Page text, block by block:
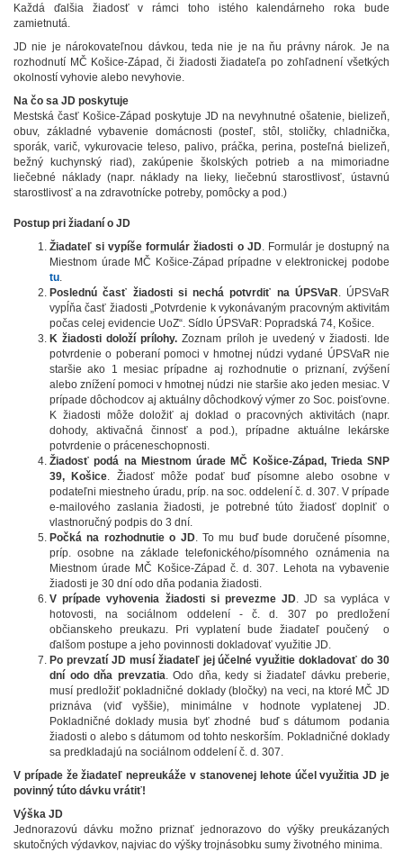
Každá ďalšia žiadosť v rámci toho istého kalendárneho roka bude
zamietnutá.
JD nie je nárokovateľnou dávkou, teda nie je na ňu právny nárok. Je na
rozhodnutí MČ Košice-Západ, či žiadosti žiadateľa po zohľadnení všetkých
okolností vyhovie alebo nevyhovie.
Na čo sa JD poskytuje
Mestská časť Košice-Západ poskytuje JD na nevyhnutné ošatenie, bielizeň,
obuv, základné vybavenie domácnosti (posteľ, stôl, stoličky, chladnička,
sporák, varič, vykurovacie teleso, palivo, práčka, perina, posteľná bielizeň,
bežný kuchynský riad), zakúpenie školských potrieb a na mimoriadne
liečebné náklady (napr. náklady na lieky, liečebnú starostlivosť, ústavnú
starostlivosť a na zdravotnícke potreby, pomôcky a pod.)
Postup pri žiadaní o JD
Žiadateľ si vypíše formulár žiadosti o JD. Formulár je dostupný na
Miestnom úrade MČ Košice-Západ prípadne v elektronickej podobe
tu
Poslednú časť žiadosti si nechá potvrdiť na ÚPSVaR . ÚPSVaR
vypĺňa časť žiadosti „Potvrdenie k vykonávaným pracovným aktivitám
počas celej evidencie UoZ“. Sídlo ÚPSVaR: Popradská 74, Košice.
K žiadosti doloží prílohy. Zoznam príloh je uvedený v žiadosti. Ide
potvrdenie o poberaní pomoci v hmotnej núdzi vydané ÚPSVaR nie
staršie ako 1 mesiac prípadne aj rozhodnutie o priznaní, zvýšení
alebo znížení pomoci v hmotnej núdzi nie staršie ako jeden mesiac. V
prípade dôchodcov aj aktuálny dôchodkový výmer zo Soc. poisťovne.
K žiadosti môže doložiť aj doklad o pracovných aktivitách (napr.
dohody, aktivačná činnosť a pod.), prípadne aktuálne lekárske
potvrdenie o práceneschopnosti.
Žiadosť podá na Miestnom úrade MČ Košice-Západ, Trieda SNP
39, Košice . Žiadosť môže podať buď písomne alebo osobne v
podateľni miestneho úradu, príp. na soc. oddelení č. d. 307. V prípade
e-mailového zaslania žiadosti, je potrebné túto žiadosť doplniť o
vlastnoručný podpis do 3 dní.
Počká na rozhodnutie o JD. To mu buď bude doručené písomne,
príp. osobne na základe telefonického/písomného oznámenia na
Miestnom úrade MČ Košice-Západ č. d. 307. Lehota na vybavenie
žiadosti je 30 dní odo dňa podania žiadosti.
V prípade vyhovenia žiadosti si prevezme JD . JD sa vypláca v
hotovosti, na sociálnom oddelení - č. d. 307 po predložení
občianskeho preukazu. Pri vyplatení bude žiadateľ poučený o
ďalšom postupe a jeho povinnosti dokladovať využitie JD.
Po prevzatí JD musí žiadateľ jej účelné využitie dokladovať do 30
dní odo dňa prevzatia . Odo dňa, kedy si žiadateľ dávku preberie,
musí predložiť pokladničné doklady (bločky) na veci, na ktoré MČ JD
priznáva (viď vyššie), minimálne v hodnote vyplatenej JD.
Pokladničné doklady musia byť zhodné buď s dátumom podania
žiadosti o alebo s dátumom od tohto neskorším. Pokladničné doklady
sa predkladajú na sociálnom oddelení č. d. 307.
V prípade že žiadateľ nepreukáže v stanovenej lehote účel využitia JD je
povinný túto dávku vrátiť!
Výška JD
Jednorazovú dávku možno priznať jednorazovo do výšky preukázaných
skutočných výdavkov, najviac do výšky trojnásobku sumy životného minima.